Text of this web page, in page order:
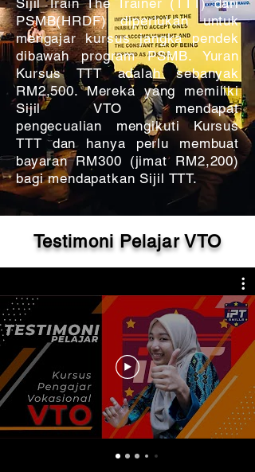
Sijil Train The Trainer (TTT) dari
PSMB(HRDF) diperlukan untuk
mengajar kursus jangka pendek
dibawah program PSMB. Yuran
Kursus TTT adalah sebanyak
RM2,500. Mereka yang memiliki
Sijil VTO mendapat
pengecualian mengikuti Kursus
TTT dan hanya perlu membuat
bayaran RM300 (jimat RM2,200)
bagi mendapatkan Sijil TTT.
Testimoni Pelajar VTO